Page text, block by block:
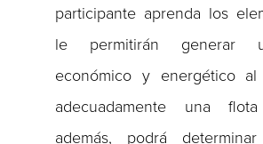
participante aprenda los
le permitirán generar
económico y energético al
adecuadamente una
además, podrá